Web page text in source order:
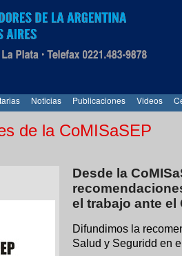
Noticias Publicaciones Videos
de la CoMISaSEP
Desde la
el trabajo ante el
Difundimos la
Salud y Seguridd en